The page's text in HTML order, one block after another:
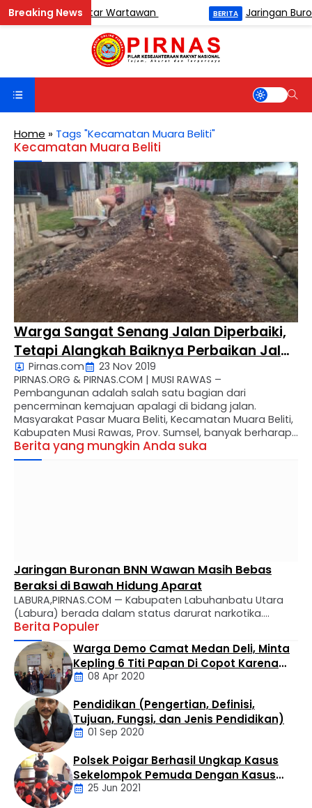
Catur Antar Wartawan BERITA Jaringan Buronan
Home » Tags "Kecamatan Muara Beliti"
Kecamatan Muara Beliti
Warga Sangat Senang Jalan Diperbaiki,
Tetapi Alangkah Baiknya Perbaikan Jalan
Tidak Menghambat Aktivitas Warga
Pirnas.com
23 Nov 2019
PIRNAS.ORG & PIRNAS.COM | MUSI RAWAS –
Pembangunan adalah salah satu bagian dari
pencerminan kemajuan apalagi di bidang jalan.
Masyarakat Pasar Muara Beliti, Kecamatan Muara Beliti,
Kabupaten Musi Rawas, Prov. Sumsel, banyak berharap
agar jalan di wilayah mereka itu bagus baik agar
sarana tranfortasi lancar dan tampa hambatan. Salah
Berita yang mungkin Anda suka
Jaringan Buronan BNN Wawan Masih Bebas
Beraksi di Bawah Hidung Aparat
LABURA,PIRNAS.COM — Kabupaten Labuhanbatu Utara
(Labura) berada dalam status darurat narkotika.
Bandar besar buronan BNN, Hadi Qurniawan
Simangunsong alias Wawan, diduga masih leluasa
mengendalikan kerajaan hitam sabu di wilayah Kualuh
Selatan dan Kualuh Hulu melalui kaki tangannya, meski
telah berstatus Daftar Pencarian Orang (DPO).
Berdasarkan investigasi warga, gurita bisnis haram ini
beroperasi tanpa tersentuh di …
Berita Populer
Daerah
Warga Demo Camat Medan Deli, Minta
Kepling 6 Titi Papan Di Copot Karena
Tak Perduli Sama Warganya
08 Apr 2020
Artikel
Pendidikan (Pengertian, Definisi,
Tujuan, Fungsi, dan Jenis Pendidikan)
01 Sep 2020
Polsek Poigar Berhasil Ungkap Kasus
Sekelompok Pemuda Dengan Kasus
Pencabulan
25 Jun 2021